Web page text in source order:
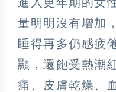
量明明沒有增加
睡得再多仍感疲
顯，還飽受熱潮
痛、皮膚乾燥、